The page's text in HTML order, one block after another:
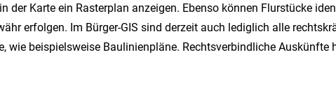
der Karte ein Rasterplan anzeigen. Ebenso können Flurstücke
erfolgen. Im Bürger-GIS sind derzeit auch lediglich alle
wie beispielsweise Baulinienpläne. Rechtsverbindliche